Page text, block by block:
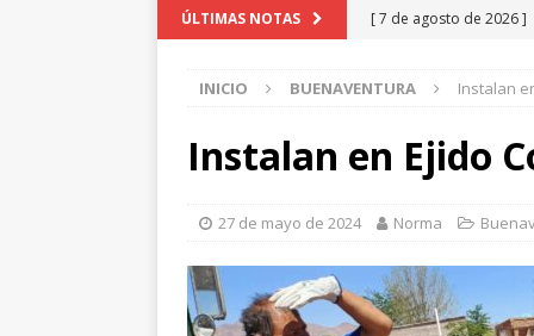
ÚLTIMAS NOTAS [ 7 de agosto de 2026 ]
[ 7 de agosto de 2026 ]
contra la rabia
[ 7 de agosto de 2026 ]
Grandes
NUEVO
CASAS GRANDES
INICIO BUENAVENTURA Instalan
Instalan en Ejido
27 de mayo de 2024 Norma